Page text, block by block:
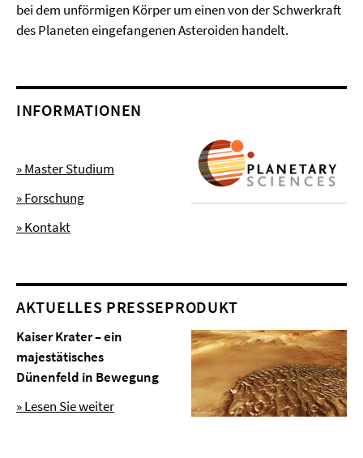
bei dem unförmigen Körper um einen von der Schwerkraft
des Planeten eingefangenen Asteroiden handelt.
INFORMATIONEN
» Master Studium
» Forschung
» Kontakt
AKTUELLES PRESSEPRODUKT
Kaiser Krater – ein
majestätisches
Dünenfeld in Bewegung
» Lesen Sie weiter